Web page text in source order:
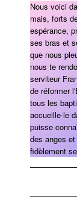
Nous voici
mais, forts
espérance,
ses bras et
que nous
nous te
serviteur
de réformer
tous les
accueille-le
puisse
des anges
fidèlement